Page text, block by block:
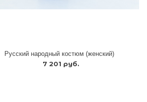
Русский народный костюм (женский)
7 201 руб.